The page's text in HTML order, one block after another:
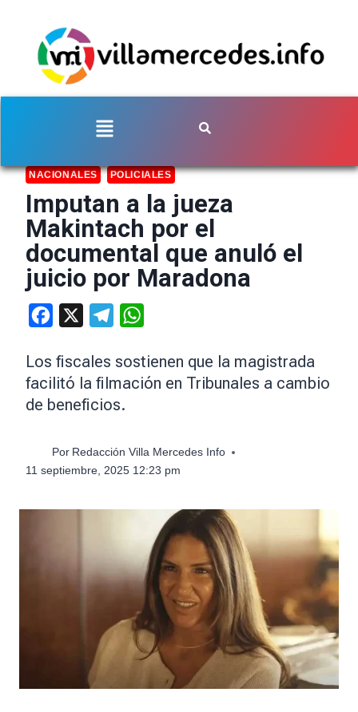
NACIONALES POLICIALES
Imputan a la jueza
Makintach por el
documental que anuló el
juicio por Maradona
Facebook Telegram
Los fiscales sostienen que la magistrada
facilitó la filmación en Tribunales a cambio
de beneficios.
Por Redacción Villa Mercedes Info
11 septiembre, 2025 12:23 pm